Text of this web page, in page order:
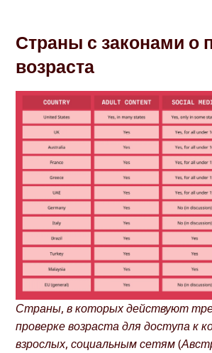
Страны с законами о
возраста
Страны, в которых действуют
проверке возраста для доступа к
взрослых, социальным сетям